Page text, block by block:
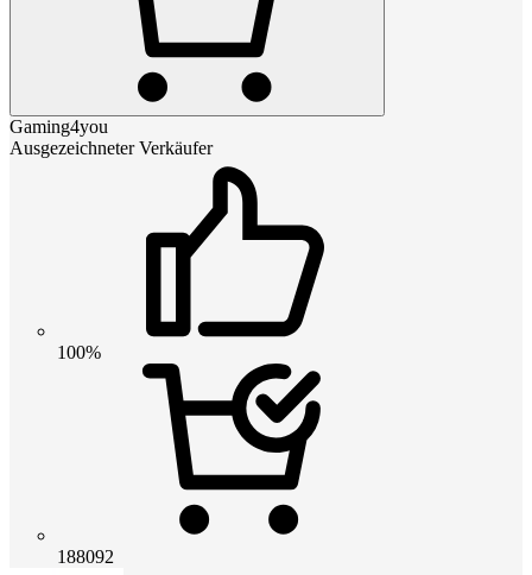
Gaming4you
Ausgezeichneter Verkäufer
100%
188092